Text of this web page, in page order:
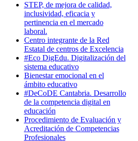
STEP, de mejora de calidad,
inclusividad, eficacia y
pertinencia en el mercado
laboral.
Centro integrante de la Red
Estatal de centros de Excelencia
#Eco DigEdu. Digitalización del
sistema educativo
Bienestar emocional en el
ámbito educativo
#DeCoDE Cantabria. Desarrollo
de la competencia digital en
educación
Procedimiento de Evaluación y
Acreditación de Competencias
Profesionales